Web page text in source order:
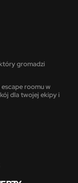
gromadzi
roomu w
dla twojej ekipy i